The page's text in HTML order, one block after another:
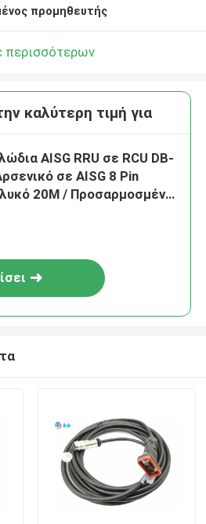
προμηθευτής
περισσότερων
καλύτερη τιμή για
AISG RRU σε RCU DB-
σε AISG 8 Pin
20M / Προσαρμοσμένο